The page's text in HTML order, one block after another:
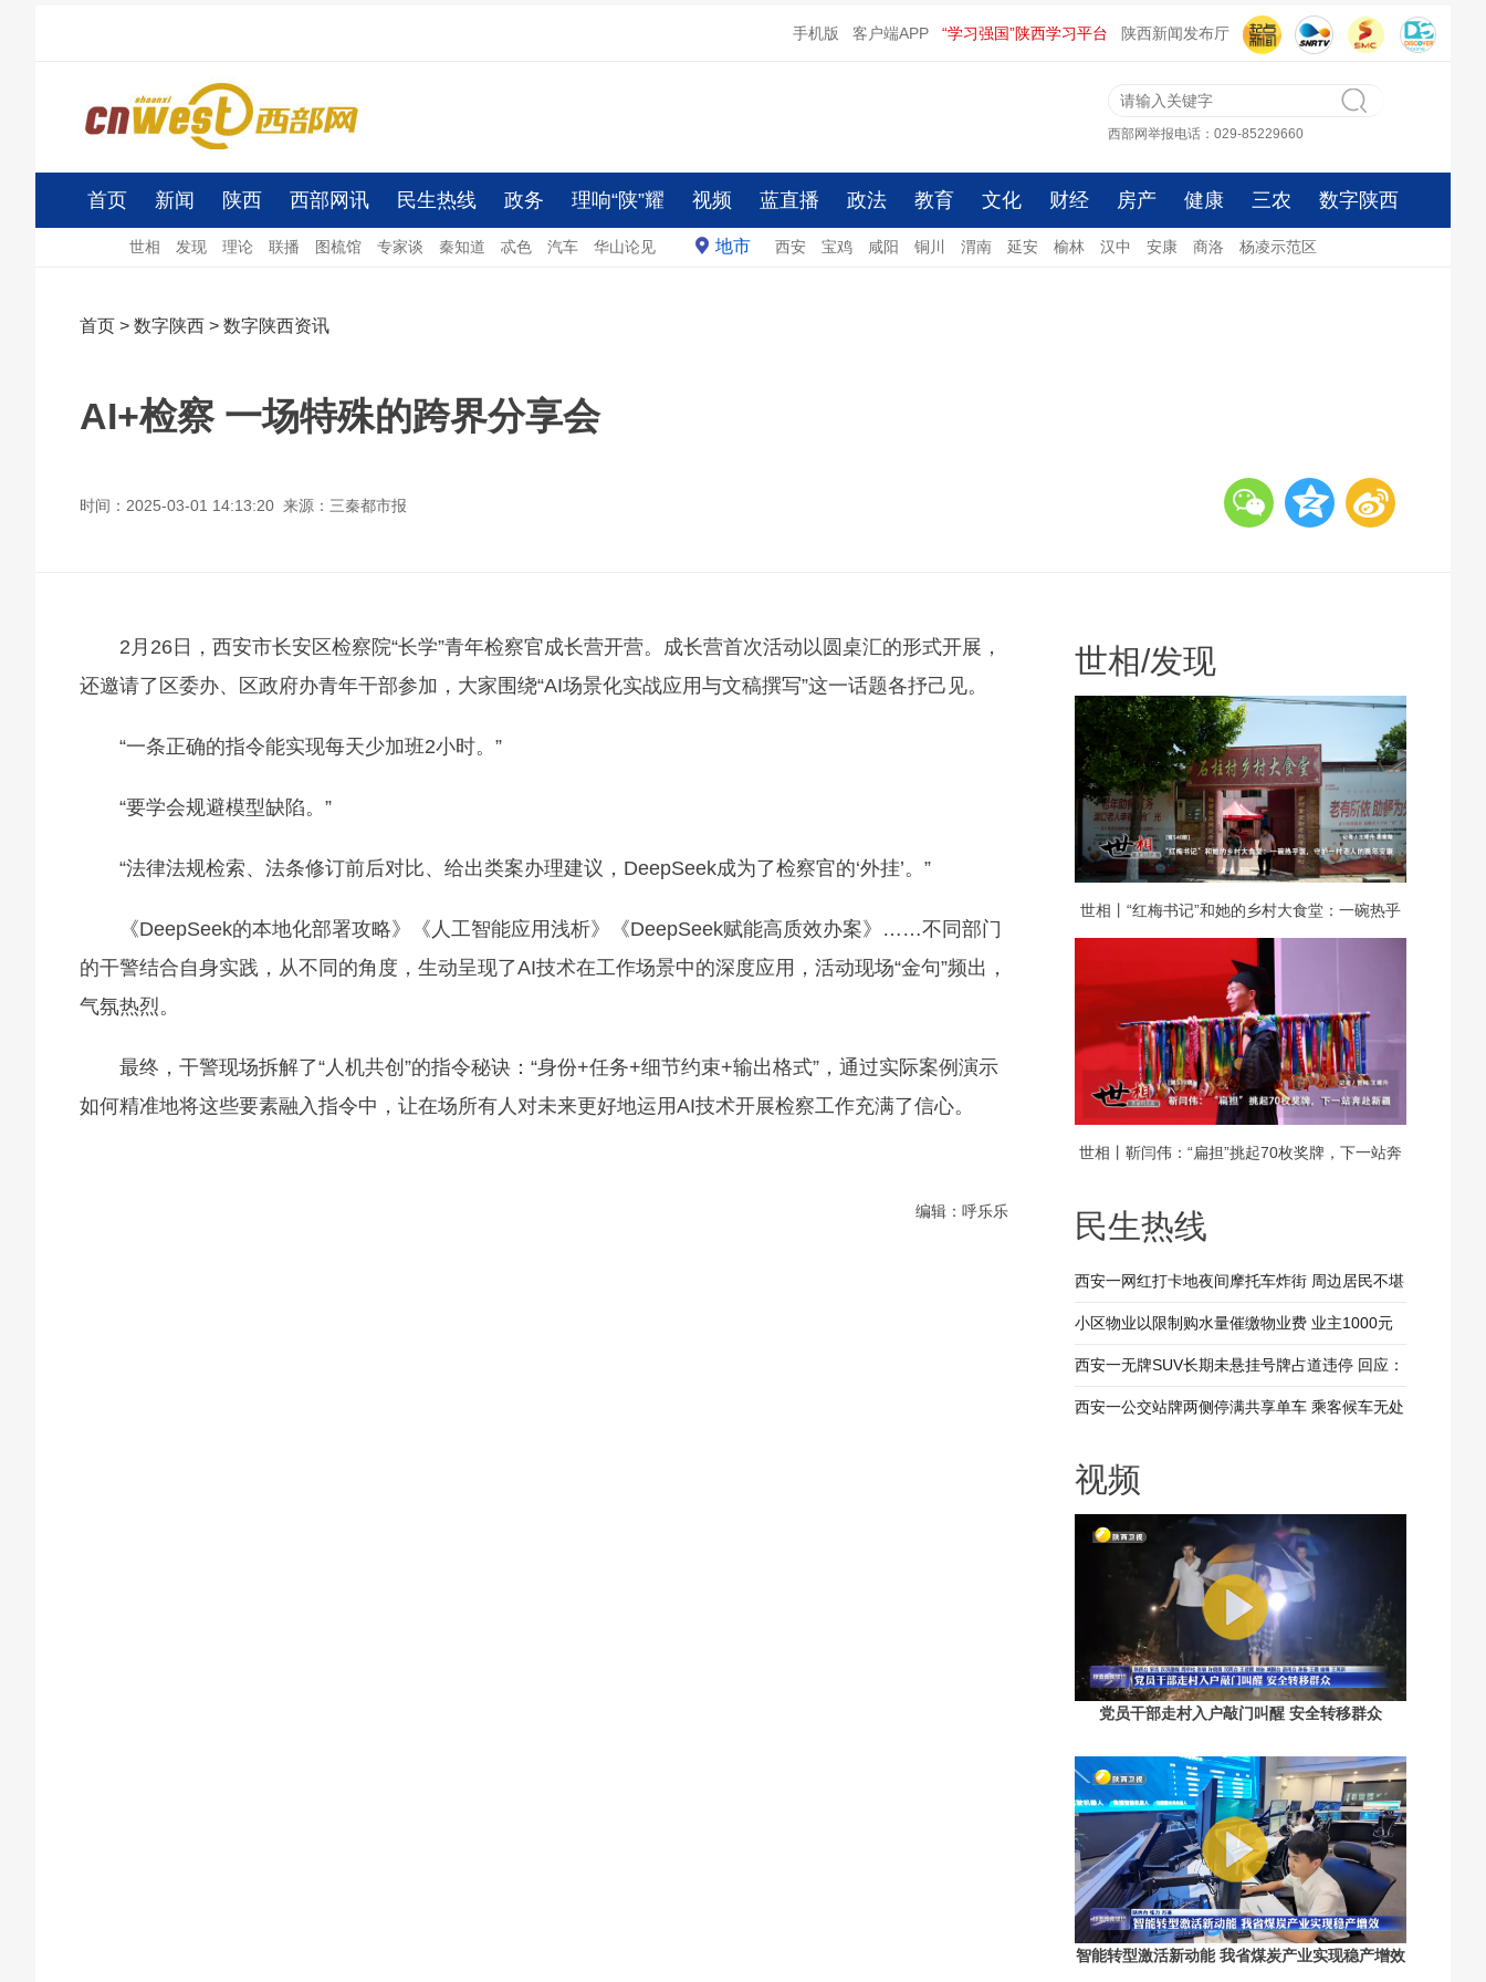
手机版 客户端APP “学习强国”陕西学习平台 陕西新闻发布厅
西部网举报电话：029-85229660
首页 新闻 陕西 西部网讯 民生热线 政务 理响“陕”耀 视频 蓝直播 政法 教育 文化 财经 房产 健康 三农 数字陕西
世相 发现 理论 联播 图梳馆 专家谈 秦知道 忒色 汽车 华山论见 地市 西安 宝鸡 咸阳 铜川 渭南 延安 榆林 汉中 安康 商洛 杨凌示范区
首页 > 数字陕西 > 数字陕西资讯
AI+检察 一场特殊的跨界分享会
时间：2025-03-01 14:13:20 来源：三秦都市报
2月26日，西安市长安区检察院“长学”青年检察官成长营开营。成长营首次活动以圆桌汇的形式开展，
还邀请了区委办、区政府办青年干部参加，大家围绕“AI场景化实战应用与文稿撰写”这一话题各抒己见。
“一条正确的指令能实现每天少加班2小时。”
“要学会规避模型缺陷。”
“法律法规检索、法条修订前后对比、给出类案办理建议，DeepSeek成为了检察官的‘外挂’。”
《DeepSeek的本地化部署攻略》《人工智能应用浅析》《DeepSeek赋能高质效办案》……不同部门
的干警结合自身实践，从不同的角度，生动呈现了AI技术在工作场景中的深度应用，活动现场“金句”频出，
气氛热烈。
最终，干警现场拆解了“人机共创”的指令秘诀：“身份+任务+细节约束+输出格式”，通过实际案例演示
如何精准地将这些要素融入指令中，让在场所有人对未来更好地运用AI技术开展检察工作充满了信心。
编辑：呼乐乐
世相/发现
世相丨“红梅书记”和她的乡村大食堂：一碗热乎
饭，守护一村老人的晚年安康
世相丨靳闫伟：“扁担”挑起70枚奖牌，下一站奔
民生热线
西安一网红打卡地夜间摩托车炸街 周边居民不堪
其扰 回应：将持续开展专项整治行动
小区物业以限制购水量催缴物业费 业主1000元
装修押金抵扣物业费 兴平市住建局：已责令物业
整改
西安一无牌SUV长期未悬挂号牌占道违停 回应：
驾驶人被记9分罚款200元
西安一公交站牌两侧停满共享单车 乘客候车无处
视频
党员干部走村入户敲门叫醒 安全转移群众
智能转型激活新动能 我省煤炭产业实现稳产增效